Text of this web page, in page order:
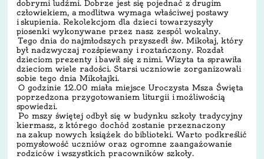
dobrymi ludźmi. Dobrze jest się pojednać z drugim
człowiekiem, a modlitwa wymaga właściwej postawy
i skupienia. Rekolekcjom dla dzieci towarzyszyły
piosenki wykonywane przez nasz zespól wokalny.
Tego dnia do najmłodszych przyszedł św. Mikołaj, który
był nadzwyczaj rozśpiewany i roztańczony. Rozdał
dzieciom prezenty i bawił się z nimi. Wizyta ta sprawiła
dzieciom wiele radości. Starsi uczniowie zorganizowali
sobie tego dnia Mikołajki.
O godzinie 12.00 miała miejsce Uroczysta Msza Święta
poprzedzona przygotowaniem liturgii i możliwością
spowiedzi.
Po mszy świętej odbył się w budynku szkoły tradycyjny
kiermasz, z którego dochód zostanie przeznaczony
na zakup nowych książek do biblioteki. Warto podkreślić
pomysłowość uczniów oraz ogromne zaangażowanie
rodziców i wszystkich pracowników szkoły.